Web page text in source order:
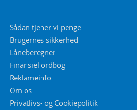
Sådan tjener vi penge
Brugernes sikkerhed
Låneberegner
Finansiel ordbog
Reklameinfo
Om os
Privatlivs- og Cookiepolitik